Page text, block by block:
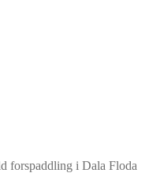
forspaddling i Dala Floda